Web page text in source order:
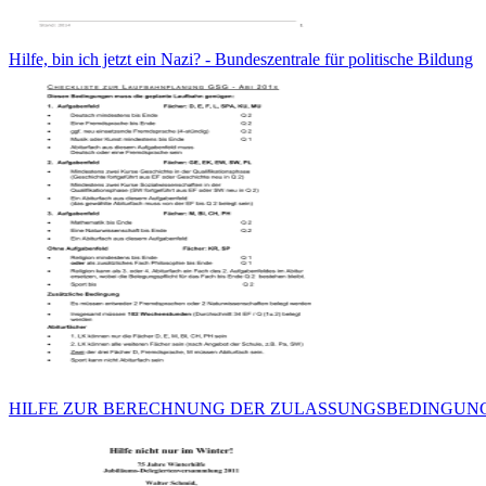
Hilfe, bin ich jetzt ein Nazi? - Bundeszentrale für politische Bildung
HILFE ZUR BERECHNUNG DER